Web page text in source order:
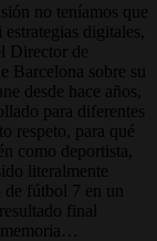
no teníamos que
digitales,
Director de
Barcelona sobre su
desde hace años,
para diferentes
respeto, para qué
como deportista,
literalmente
fútbol 7 en un
final
memoria…